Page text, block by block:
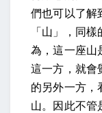
們也可以了解
「山」，同
為，這一座山
這一方，就會
的另外一方，
山。因此不管